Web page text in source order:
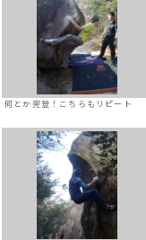
何とか完登！こちらもリピート